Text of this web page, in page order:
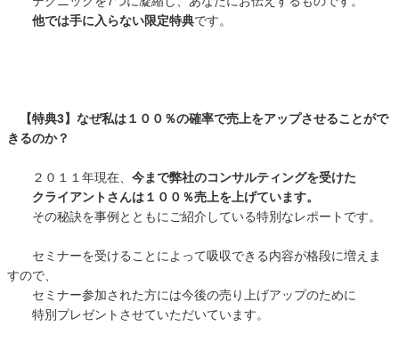
他では手に入らない限定特典です。
【特典3】なぜ私は１００％の確率で売上をアップさせることがで
きるのか？
２０１１年現在、 今まで弊社のコンサルティングを受けた
クライアントさんは１００％売上を上げています。
その秘訣を事例とともにご紹介している特別なレポートです。
セミナーを受けることによって吸収できる内容が格段に増えま
すので、
セミナー参加された方には今後の売り上げアップのために
特別プレゼントさせていただいています。